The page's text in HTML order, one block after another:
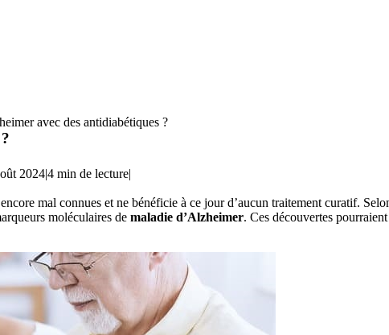
avec des antidiabétiques ?
2024|4 min de lecture|
mal connues et ne bénéficie à ce jour d’aucun traitement curatif.
moléculaires de maladie d’Alzheimer. Ces découvertes